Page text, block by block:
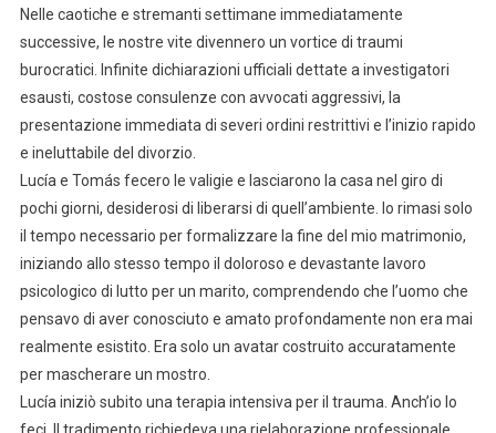
Nelle caotiche e stremanti settimane immediatamente
successive, le nostre vite divennero un vortice di traumi
burocratici. Infinite dichiarazioni ufficiali dettate a investigatori
esausti, costose consulenze con avvocati aggressivi, la
presentazione immediata di severi ordini restrittivi e l’inizio rapido
e ineluttabile del divorzio.
Lucía e Tomás fecero le valigie e lasciarono la casa nel giro di
pochi giorni, desiderosi di liberarsi di quell’ambiente. Io rimasi solo
il tempo necessario per formalizzare la fine del mio matrimonio,
iniziando allo stesso tempo il doloroso e devastante lavoro
psicologico di lutto per un marito, comprendendo che l’uomo che
pensavo di aver conosciuto e amato profondamente non era mai
realmente esistito. Era solo un avatar costruito accuratamente
per mascherare un mostro.
Lucía iniziò subito una terapia intensiva per il trauma. Anch’io lo